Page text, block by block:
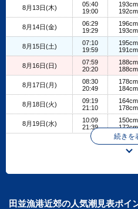
8月13日(木)
05:40
19:00
193cm
192cm
8月14日(金)
06:29
19:29
196cm
193cm
8月15日(土)
07:10
19:59
195cm
191cm
8月16日(日)
07:59
20:20
188cm
188cm
8月17日(月)
08:30
20:49
178cm
184cm
8月18日(火)
09:19
21:10
164cm
178cm
8月19日(水)
10:09
21:39
150cm
172cm
続きを
田並漁港近郊の人気潮見表ポイ